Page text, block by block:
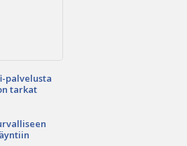
palvelusta
tarkat